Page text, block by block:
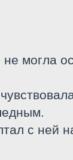
могла
с ней